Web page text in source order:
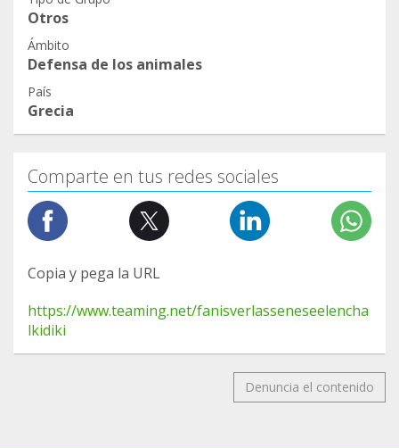
Otros
Ámbito
Defensa de los animales
País
Grecia
Comparte en tus redes sociales
Copia y pega la URL
https://www.teaming.net/fanisverlasseneseelencha
lkidiki
Denuncia el contenido